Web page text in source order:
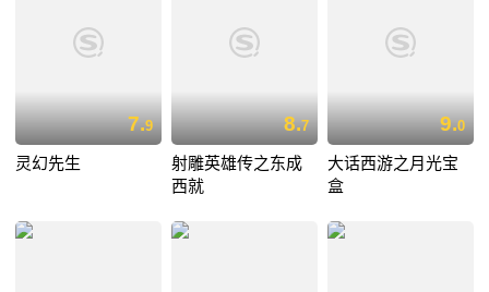
7.9
灵幻先生
8.7
射雕英雄传之东成
西就
9.0
大话西游之月光宝
盒